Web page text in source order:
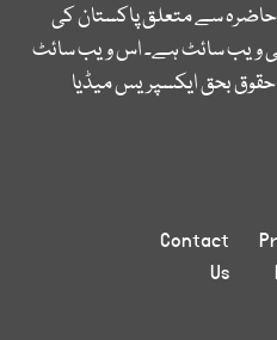
حاضرہ سے متعلق پاکستان کی
ویب سائٹ ہے۔ اس ویب سائٹ
حقوق بحق ایکسپریس میڈیا
Contact
Us